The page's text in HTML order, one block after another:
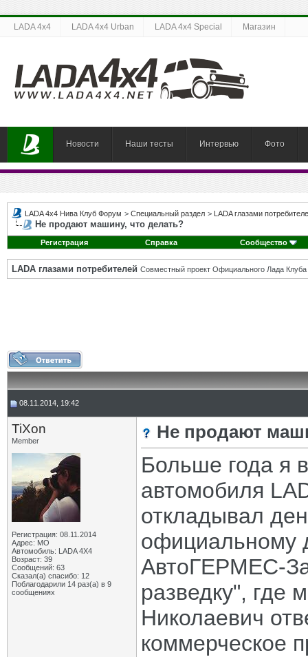
LADA 4x4 LADA 4x4 Urban LADA 4x4 Special Магазин
Новости Наши тесты Интервью Фото
LADA 4x4 Нива Клуб Форум > Специальный раздел > LADA глазами
Не продают машину, что делать?
Регистрация Справка Сообщество
LADA глазами потребителей Совместный проект Официального Лада
08.11.2014, 19:42
TiXon
Member
Регистрация: 08.11.2014
Адрес: МО
Автомобиль: LADA 4X4
Возраст: 39
Сообщений: 63
Сказал(а) спасибо: 12
Поблагодарили 14 раз(а) в 9
сообщениях
Не продают
Больше года я
автомобиля
откладывал
официальному
АвтоГЕРМЕС-
разведку", где
Николаевич
коммерческое